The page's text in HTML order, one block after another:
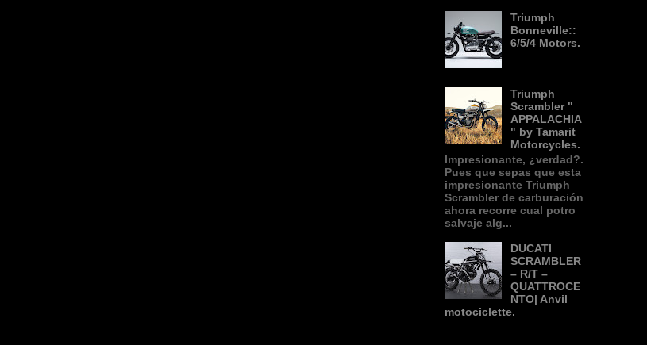
Triumph
Bonneville::
6/5/4 Motors.
Triumph
Scrambler "
APPALACHIA
" by Tamarit
Motorcycles.
Impresionante, ¿verdad?.
Pues que sepas que esta
impresionante Triumph
Scrambler de carburación
ahora recorre cual potro
salvaje alg...
DUCATI
SCRAMBLER
– R/T –
QUATTROCE
NTO| Anvil
motociclette.